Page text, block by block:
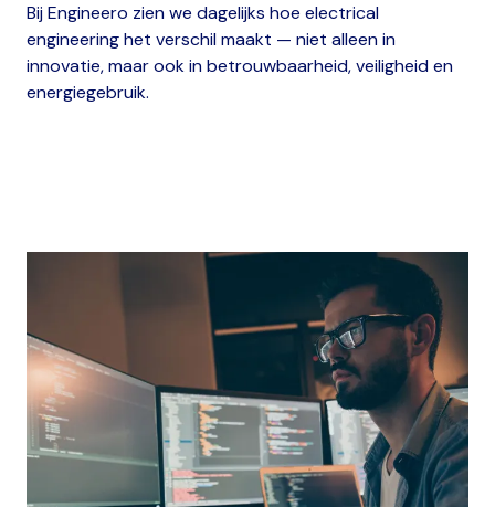
Bij Engineero zien we dagelijks hoe electrical
engineering het verschil maakt — niet alleen in
innovatie, maar ook in betrouwbaarheid, veiligheid en
energiegebruik.